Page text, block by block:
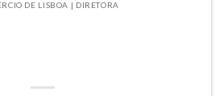
DE LISBOA | DIRETORA